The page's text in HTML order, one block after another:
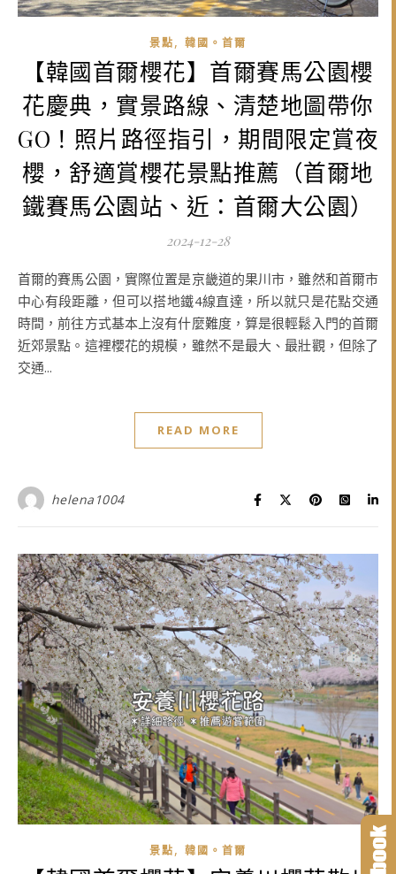
景點, 韓國。首爾
【韓國首爾櫻花】首爾賽馬公園櫻
花慶典，實景路線、清楚地圖帶你
GO！照片路徑指引，期間限定賞夜
櫻，舒適賞櫻花景點推薦（首爾地
鐵賽馬公園站、近：首爾大公園）
2024-12-28
首爾的賽馬公園，實際位置是京畿道的果川市，雖然和首爾市
中心有段距離，但可以搭地鐵4線直達，所以就只是花點交通
時間，前往方式基本上沒有什麼難度，算是很輕鬆入門的首爾
近郊景點。這裡櫻花的規模，雖然不是最大、最壯觀，但除了
交通...
READ MORE
helena1004
景點, 韓國。首爾